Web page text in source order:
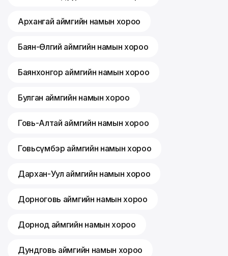
Архангай аймгийн намын хороо
Баян-Өлгий аймгийн намын хороо
Баянхонгор аймгийн намын хороо
Булган аймгийн намын хороо
Говь-Алтай аймгийн намын хороо
Говьсүмбэр аймгийн намын хороо
Дархан-Уул аймгийн намын хороо
Дорноговь аймгийн намын хороо
Дорнод аймгийн намын хороо
Дундговь аймгийн намын хороо